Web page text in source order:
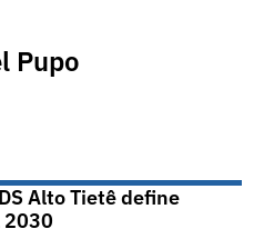
Pupo
Alto Tietê define
2030